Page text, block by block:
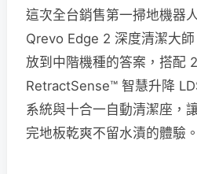
這次全台銷售第一掃地機器
Qrevo Edge 2 深度清潔大
放到中階機種的答案，搭配
RetractSense™ 智慧升降
系統與十合一自動清潔座，
完地板乾爽不留水漬的體驗。